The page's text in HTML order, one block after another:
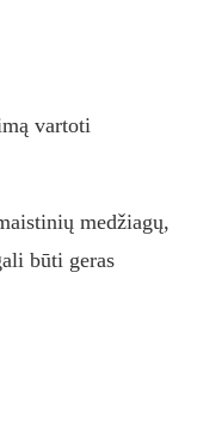
vartoti
medžiagų,
būti geras